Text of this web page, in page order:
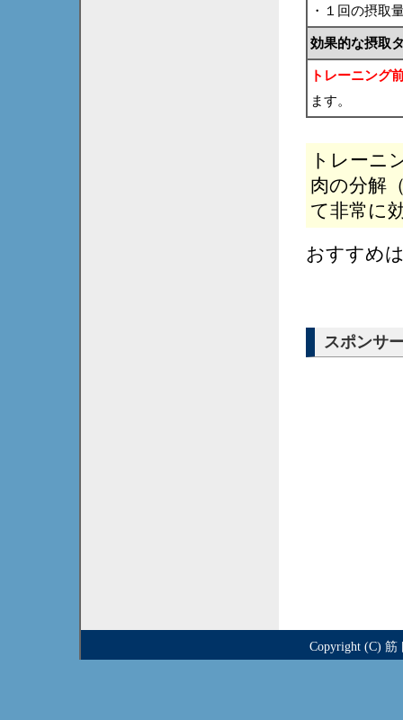
・１回の摂取
効果的な摂取
トレーニング
ます。
トレーニ
肉の分解
て非常に
おすすめ
スポンサ
Copyright (C) 筋